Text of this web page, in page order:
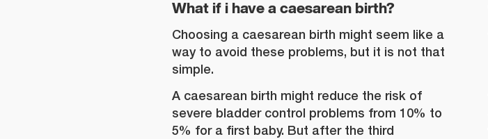
What if i have a caesarean birth?
Choosing a caesarean birth might seem like a
way to avoid these problems, but it is not that
simple.
A caesarean birth might reduce the risk of
severe bladder control problems from 10% to
5% for a first baby. But after the third